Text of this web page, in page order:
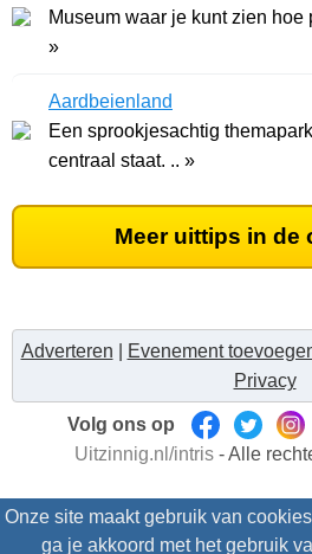
Onze site maakt gebruik van
ga je akkoord met het gebruik
Museum waar je kunt zien hoe
»
Aardbeienland
Een sprookjesachtig
centraal staat. .. »
Meer uittips in de
Adverteren Evenement
Privacy
Volg ons op
Uitzinnig.nl/intris - Alle